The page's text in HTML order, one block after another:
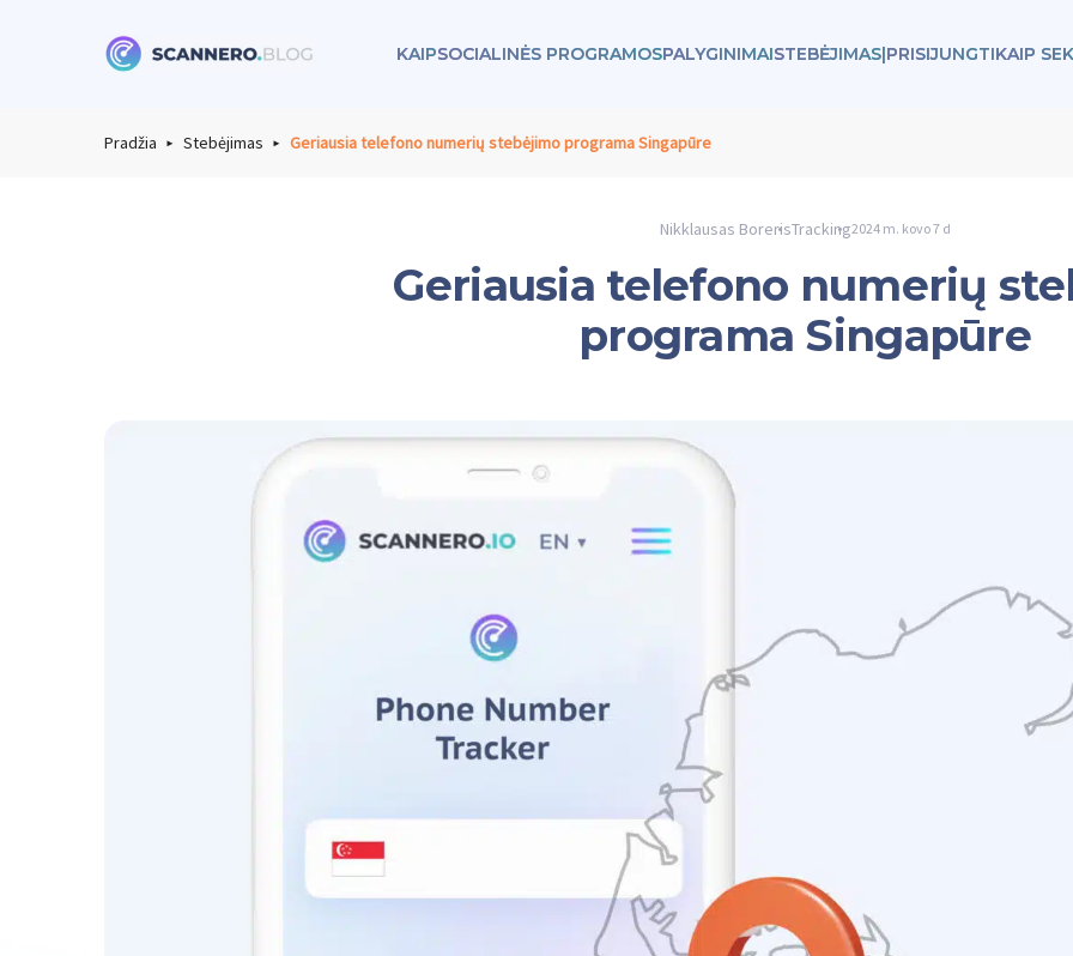
KAIPSOCIALINĖS PROGRAMOSPALYGINIMAISTEBĖJIMAS|PRISIJUNGTIKAIP
Pradžia Stebėjimas Geriausia telefono numerių stebėjimo programa Singapūre
Nikklausas BorerisTracking2024 m. kovo 7 d
Geriausia telefono numerių
programa Singapūre